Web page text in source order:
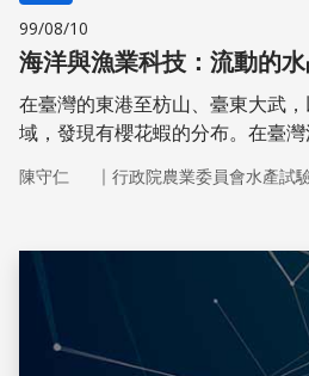
99/08/10
海洋與漁業科技：流動的
在臺灣的東港至枋山、臺東大武
域，發現有櫻花蝦的分布。在臺
陳守仁 ｜ 行政院農業委員會水產試